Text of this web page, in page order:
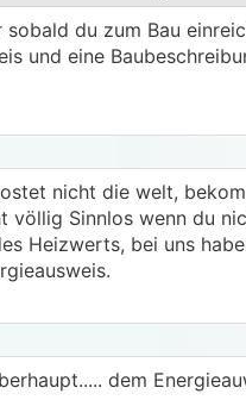
..
sobald du zum Bau
und eine
nicht die welt,
völlig Sinnlos wenn du
Heizwerts, bei uns
dem